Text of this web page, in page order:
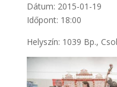
Dátum: 2015-01-19
Időpont: 18:00
Helyszín: 1039 Bp.,